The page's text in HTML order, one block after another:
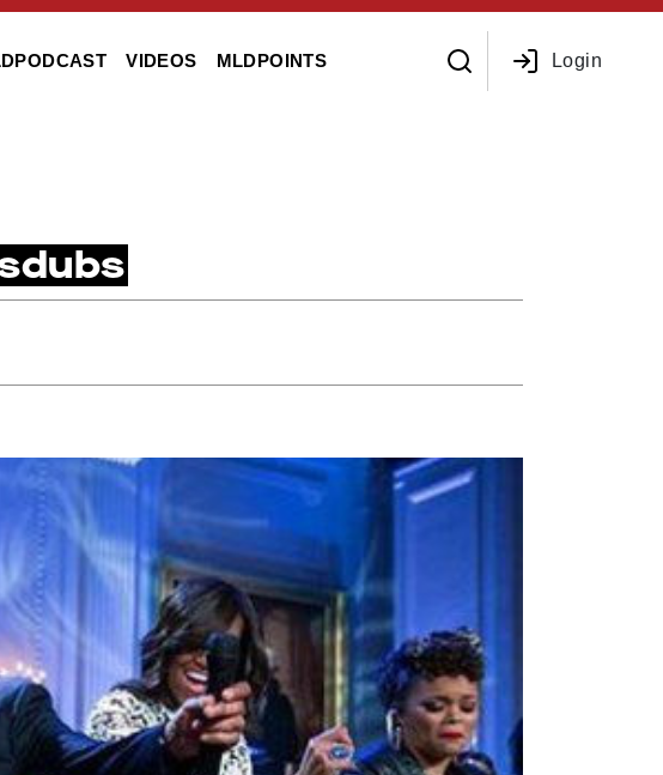
VIDEOS MLDPOINTS Login